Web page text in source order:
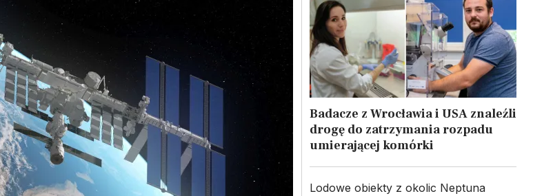
Badacze z Wrocławia i USA znaleźli
drogę do zatrzymania rozpadu
umierającej komórki
Lodowe obiekty z okolic Neptuna